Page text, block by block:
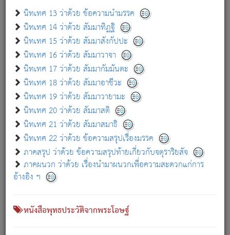
นิทเทศ 13 ว่าด้วย ข้อความนำมรรค
นิทเทศ 14 ว่าด้วย สัมมาทิฏฐิ
นิทเทศ 15 ว่าด้วย สัมมาสังกัปปะ
นิทเทศ 16 ว่าด้วย สัมมาวาจา
นิทเทศ 17 ว่าด้วย สัมมากัมมันตะ
นิทเทศ 18 ว่าด้วย สัมมาอาชีวะ
นิทเทศ 19 ว่าด้วย สัมมาวายามะ
นิทเทศ 20 ว่าด้วย สัมมาสติ
นิทเทศ 21 ว่าด้วย สัมมาสมาธิ
นิทเทศ 22 ว่าด้วย ข้อความสรุปเรื่องมรรค
ภาคสรุป ว่าด้วย ข้อความสรุปท้ายเกี่ยวกับจตุราริยสัจ
ภาคผนวก ว่าด้วย เรื่องนำมาผนวกเพื่อความสะดวกแก่การ
อ้างอิง ฯ
หนังสือพุทธประวัติจากพระโอษฐ์
เกี่ยวกับธรรมโฆษณ์ออนไลน์ (Disclaimer)
แม้ระบบ "ธรรมโฆษณ์ออนไลน์" พยายามปรับปรุงข้อมูลให้ถูกต้องมากที่สุด
ผู้ศึกษาก็พึงตรวจสอบกับตัวเล่มหนังสือต้นฉบับ ที่มีการพิมพ์ครั้งล่าสุด
ก่อนนำข้อมูลไปใช้ในการอ้างอิง"
เกี่ยวกับอัตถจารี|เกี่ยวกับการพัฒนา|แจ้งข้อผิดพลาด / แนะนำ
หนังสือที่เกี่ยวข้อง